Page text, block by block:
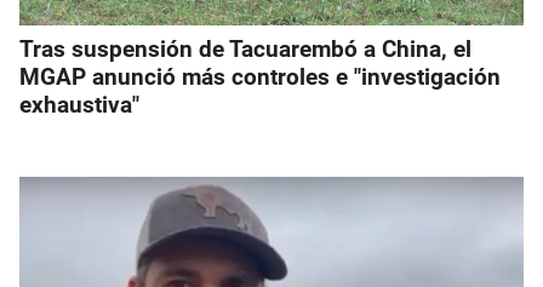
Tras suspensión de Tacuarembó a China, el
MGAP anunció más controles e "investigación
exhaustiva"